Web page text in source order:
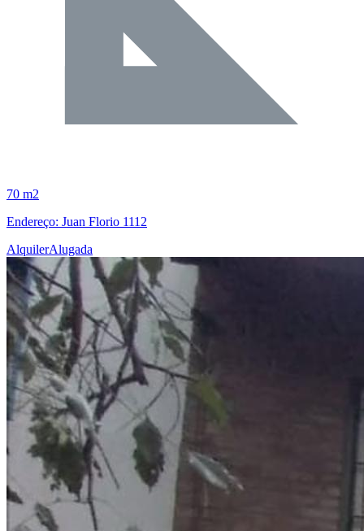
70 m2
Endereço: Juan Florio 1112
AlquilerAlugada